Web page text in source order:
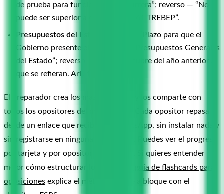
de prueba para funcionarios de carrera”; reverso — “No
puede ser superior a 6 meses. Art. 61 TREBEP”.
Presupuestos del Estado:
frente — “Plazo para que el
Gobierno presente el proyecto de Presupuestos Generales
del Estado”; reverso — “El 1 de octubre del año anterior al
que se refieran. Art. 134.3 CE”.
El preparador crea los mazos una vez y los comparte con
todos los opositores del mismo nivel. Cada opositor repasa
desde un enlace que recibe por WhatsApp, sin instalar nada y
sin registrarse en ninguna plataforma. Puedes ver el progreso
por tarjeta y por opositor en tu panel. Si quieres entender
mejor cómo estructurar los mazos,
la guía de flashcards para
oposiciones explica el método bloque a bloque con el